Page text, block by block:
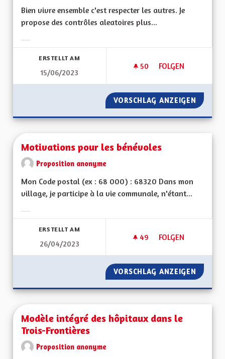
Bien vivre ensemble c'est respecter les autres. Je
propose des contrôles aleatoires plus...
ERSTELLT AM
15/06/2023
50 50 FOLLOWER
FOLGEN
NUISANCES
VORSCHLAG ANZEIGEN
Motivations pour les bénévoles
Proposition anonyme
Mon Code postal (ex : 68 000) : 68320 Dans mon
village, je participe à la vie communale, n'étant...
ERSTELLT AM
26/04/2023
49 49 FOLLOWER
FOLGEN
MOTIVATIONS
VORSCHLAG ANZEIGEN
Modèle intégré des hôpitaux dans le
Trois-Frontières
Proposition anonyme